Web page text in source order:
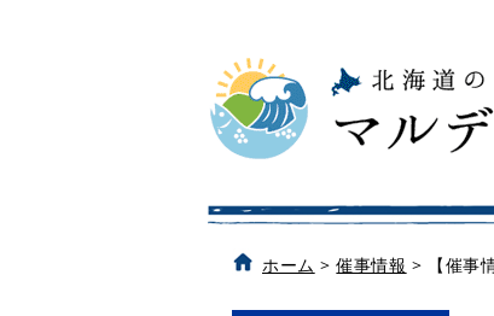
ホーム >催事情報 > 【催